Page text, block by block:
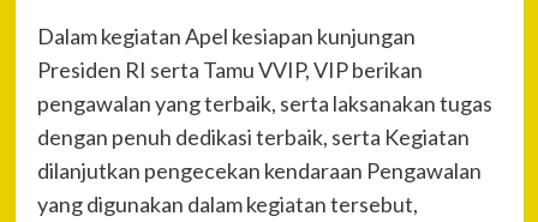
Dalam kegiatan Apel kesiapan kunjungan
Presiden RI serta Tamu VVIP, VIP berikan
pengawalan yang terbaik, serta laksanakan tugas
dengan penuh dedikasi terbaik, serta Kegiatan
dilanjutkan pengecekan kendaraan Pengawalan
yang digunakan dalam kegiatan tersebut,